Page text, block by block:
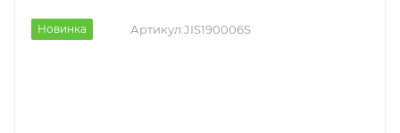
Новинка Артикул:JIS190006S